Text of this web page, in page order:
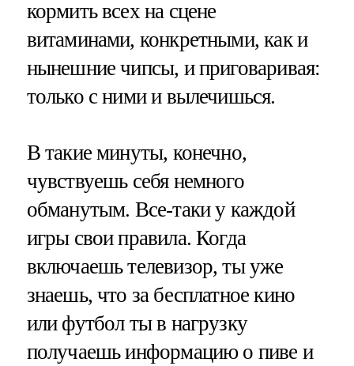
кормить всех на сцене
витаминами, конкретными, как и
нынешние чипсы, и приговаривая:
только с ними и вылечишься.
В такие минуты, конечно,
чувствуешь себя немного
обманутым. Все-таки у каждой
игры свои правила. Когда
включаешь телевизор, ты уже
знаешь, что за бесплатное кино
или футбол ты в нагрузку
получаешь информацию о пиве и